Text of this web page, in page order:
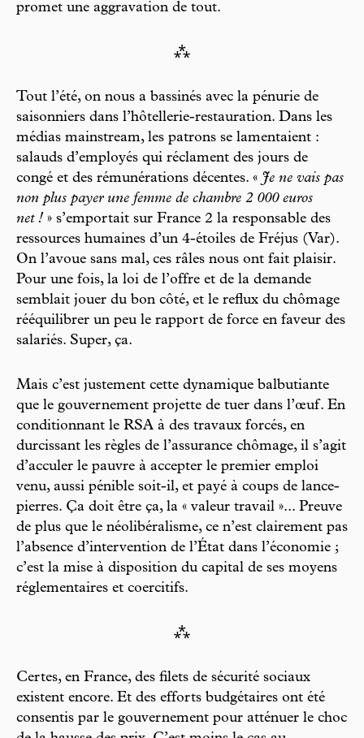
promet une aggravation de tout.
⁂
Tout l’été, on nous a bassinés avec la pénurie de
saisonniers dans l’hôtellerie-restauration. Dans les
médias mainstream, les patrons se lamentaient :
salauds d’employés qui réclament des jours de
congé et des rémunérations décentes. « Je ne vais pas
non plus payer une femme de chambre 2 000 euros
net ! » s’emportait sur France 2 la responsable des
ressources humaines d’un 4-étoiles de Fréjus (Var).
On l’avoue sans mal, ces râles nous ont fait plaisir.
Pour une fois, la loi de l’offre et de la demande
semblait jouer du bon côté, et le reflux du chômage
rééquilibrer un peu le rapport de force en faveur des
salariés. Super, ça.
Mais c’est justement cette dynamique balbutiante
que le gouvernement projette de tuer dans l’œuf. En
conditionnant le RSA à des travaux forcés, en
durcissant les règles de l’assurance chômage, il s’agit
d’acculer le pauvre à accepter le premier emploi
venu, aussi pénible soit-il, et payé à coups de lance-
pierres. Ça doit être ça, la « valeur travail »... Preuve
de plus que le néolibéralisme, ce n’est clairement pas
l’absence d’intervention de l’État dans l’économie ;
c’est la mise à disposition du capital de ses moyens
réglementaires et coercitifs.
⁂
Certes, en France, des filets de sécurité sociaux
existent encore. Et des efforts budgétaires ont été
consentis par le gouvernement pour atténuer le choc